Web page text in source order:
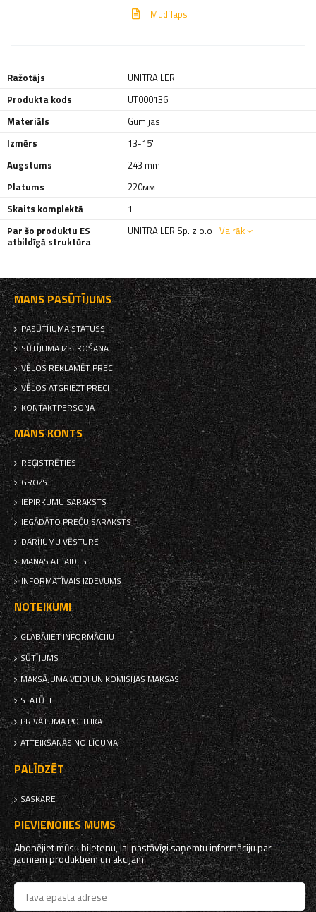
Mudflaps
Ražotājs
UNITRAILER
Produkta kods
UT000136
Materiāls
Gumijas
Izmērs
13-15"
Augstums
243 mm
Platums
220мм
Skaits komplektā
1
Par šo produktu ES
atbildīgā struktūra
UNITRAILER Sp. z o.o Vairāk
MANS PASŪTĪJUMS
PASŪTĪJUMA STATUSS
SŪTĪJUMA IZSEKOŠANA
VĒLOS REKLAMĒT PRECI
VĒLOS ATGRIEZT PRECI
KONTAKTPERSONA
MANS KONTS
REĢISTRĒTIES
GROZS
IEPIRKUMU SARAKSTS
IEGĀDĀTO PREČU SARAKSTS
DARĪJUMU VĒSTURE
MANAS ATLAIDES
INFORMATĪVAIS IZDEVUMS
NOTEIKUMI
GLABĀJIET INFORMĀCIJU
SŪTĪJUMS
MAKSĀJUMA VEIDI UN KOMISIJAS MAKSAS
STATŪTI
PRIVĀTUMA POLITIKA
ATTEIKŠANĀS NO LĪGUMA
PALĪDZĒT
SASKARE
PIEVIENOJIES MUMS
Abonējiet mūsu biļetenu, lai pastāvīgi saņemtu informāciju par
jauniem produktiem un akcijām.